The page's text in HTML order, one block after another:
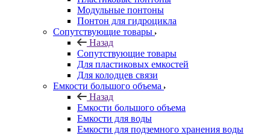
Модульные понтоны
Понтон для гидроцикла
Сопутствующие товары
Назад
Сопутствующие товары
Для пластиковых емкостей
Для колодцев связи
Емкости большого объема
Назад
Емкости большого объема
Емкости для воды
Емкости для подземного хранения воды